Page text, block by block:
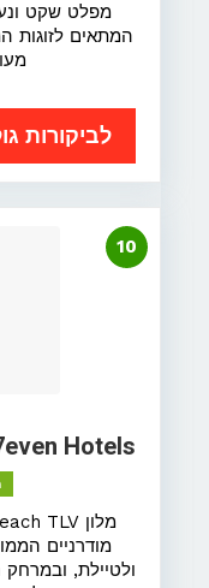
מפלט שקט
המתאים לזוגות
לביקורות
10
Hotels
מודרניים
ולטיילת,